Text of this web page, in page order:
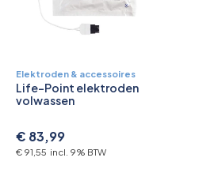
Elektroden & accessoires
Life-Point elektroden
volwassen
€ 83,99
€ 91,55 incl. 9% BTW